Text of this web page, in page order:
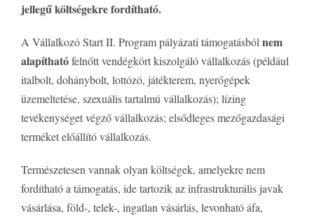
jellegű költségekre fordítható.
A Vállalkozó Start II. Program pályázati támogatásból nem
alapíthatófelnőtt vendégkört kiszolgáló vállalkozás (például
italbolt, dohánybolt, lottózó, játékterem, nyerőgépek
üzemeltetése, szexuális tartalmú vállalkozás); lízing
tevékenységet végző vállalkozás; elsődleges mezőgazdasági
terméket előállító vállalkozás.
Természetesen vannak olyan költségek, amelyekre nem
fordítható a támogatás, ide tartozik az infrastrukturális javak
vásárlása, föld-, telek-, ingatlan vásárlás, levonható áfa,